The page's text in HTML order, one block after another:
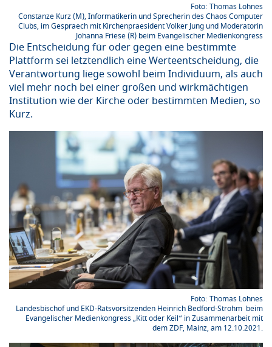
Thomas Lohnes
Constanze Kurz (M), Informatikerin und Sprecherin des Chaos Computer
Clubs, im Gespraech mit Kirchenpraesident Volker Jung und Moderatorin
Johanna Friese (R) beim Evangelischer Medienkongress
Die Entscheidung für oder gegen eine bestimmte
Plattform sei letztendlich eine Werteentscheidung, die
Verantwortung liege sowohl beim Individuum, als auch
viel mehr noch bei einer großen und wirkmächtigen
Institution wie der Kirche oder bestimmten Medien, so
Kurz.
Thomas Lohnes
Landesbischof und EKD-Ratsvorsitzenden Heinrich Bedford-Strohm beim
Evangelischer Medienkongress „Kitt oder Keil“ in Zusammenarbeit mit
dem ZDF, Mainz, am 12.10.2021.